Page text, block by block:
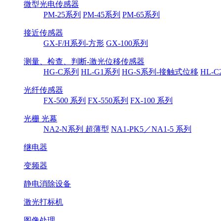
微型光电传感器
PM-25系列 PM-45系列 PM-65系列
接近传感器
GX-F/H系列-方形 GX-100系列
测量、检查、判断-激光位移传感器
HG-C系列 HL-G1系列 HG-S系列-接触式位移 HL-
光纤传感器
FX-500 系列 FX-550系列 FX-100 系列
光栅 光幕
NA2-N系列 超薄型 NA1-PK5／NA1-5 系列
继电器
变频器
静电消除设备
激光打标机